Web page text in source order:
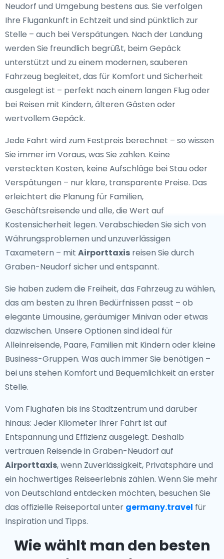
Neudorf und Umgebung bestens aus. Sie verfolgen
Ihre Flugankunft in Echtzeit und sind pünktlich zur
Stelle – auch bei Verspätungen. Nach der Landung
werden Sie freundlich begrüßt, beim Gepäck
unterstützt und zu einem modernen, sauberen
Fahrzeug begleitet, das für Komfort und Sicherheit
ausgelegt ist – perfekt nach einem langen Flug oder
bei Reisen mit Kindern, älteren Gästen oder
wertvollem Gepäck.
Jede Fahrt wird zum Festpreis berechnet – so wissen
Sie immer im Voraus, was Sie zahlen. Keine
versteckten Kosten, keine Aufschläge bei Stau oder
Verspätungen – nur klare, transparente Preise. Das
erleichtert die Planung für Familien,
Geschäftsreisende und alle, die Wert auf
Kostensicherheit legen. Verabschieden Sie sich von
Währungsproblemen und unzuverlässigen
Taxametern – mit Airporttaxis reisen Sie durch
Graben-Neudorf sicher und entspannt.
Sie haben zudem die Freiheit, das Fahrzeug zu wählen,
das am besten zu Ihren Bedürfnissen passt – ob
elegante Limousine, geräumiger Minivan oder etwas
dazwischen. Unsere Optionen sind ideal für
Alleinreisende, Paare, Familien mit Kindern oder kleine
Business-Gruppen. Was auch immer Sie benötigen –
bei uns stehen Komfort und Bequemlichkeit an erster
Stelle.
Vom Flughafen bis ins Stadtzentrum und darüber
hinaus: Jeder Kilometer Ihrer Fahrt ist auf
Entspannung und Effizienz ausgelegt. Deshalb
vertrauen Reisende in Graben-Neudorf auf
Airporttaxis, wenn Zuverlässigkeit, Privatsphäre und
ein hochwertiges Reiseerlebnis zählen. Wenn Sie mehr
von Deutschland entdecken möchten, besuchen Sie
das offizielle Reiseportal unter germany.travel für
Inspiration und Tipps.
Wie wählt man den besten